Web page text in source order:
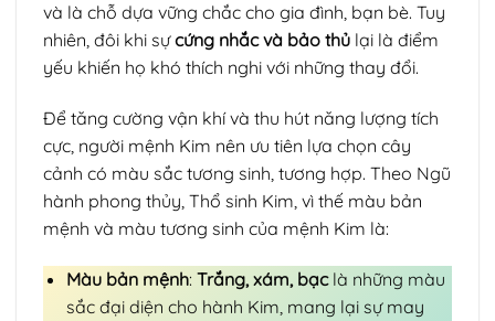
và là chỗ dựa vững chắc cho gia đình, bạn bè. Tuy
nhiên, đôi khi sựcứng nhắc và bảo thủ lại là điểm
yếu khiến họ khó thích nghi với những thay đổi.
Để tăng cường vận khí và thu hút năng lượng tích
cực, người mệnh Kim nên ưu tiên lựa chọn cây
cảnh có màu sắc tương sinh, tương hợp. Theo Ngũ
hành phong thủy, Thổ sinh Kim, vì thế màu bản
mệnh và màu tương sinh của mệnh Kim là:
Màu bản mệnh: Trắng, xám, bạclà những màu
sắc đại diện cho hành Kim, mang lại sự may